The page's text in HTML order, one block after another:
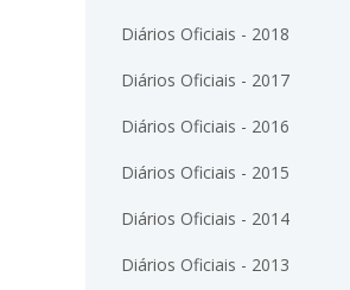
Diários Oficiais - 2018
Diários Oficiais - 2017
Diários Oficiais - 2016
Diários Oficiais - 2015
Diários Oficiais - 2014
Diários Oficiais - 2013